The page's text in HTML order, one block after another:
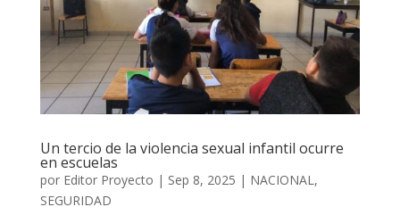
Un tercio de la violencia sexual infantil ocurre
en escuelas
por Editor Proyecto | Sep 8, 2025 | NACIONAL,
SEGURIDAD